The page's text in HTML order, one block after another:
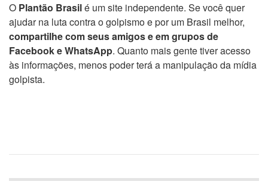
O Plantão Brasilé um site independente. Se você quer
ajudar na luta contra o golpismo e por um Brasil melhor,
compartilhe com seus amigos e em grupos de
Facebook e WhatsApp. Quanto mais gente tiver acesso
às informações, menos poder terá a manipulação da mídia
golpista.